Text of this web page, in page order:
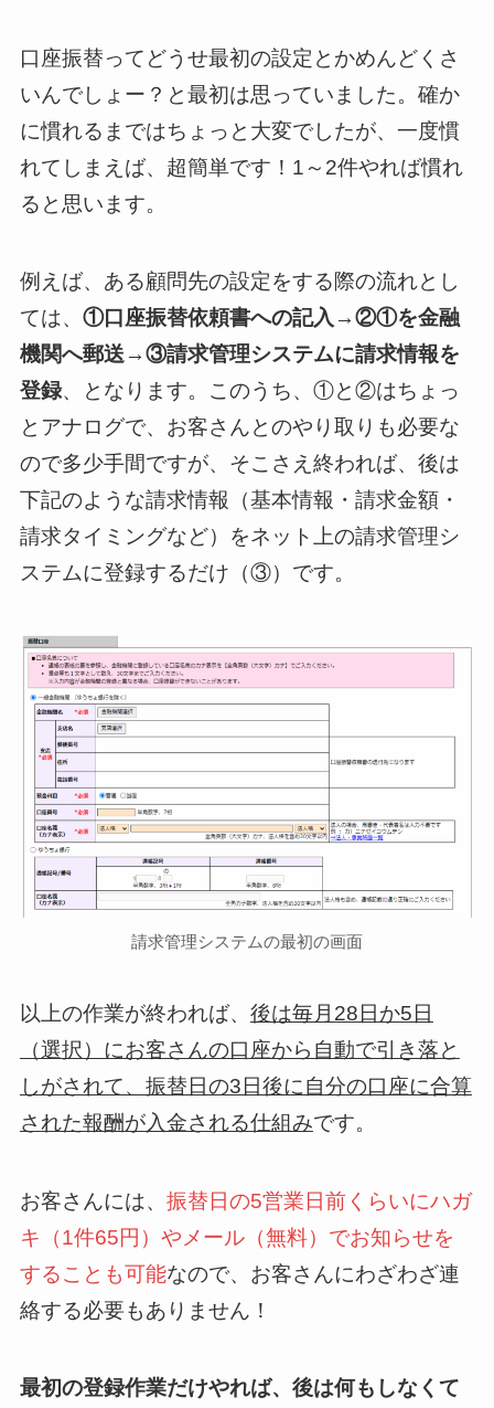
口座振替ってどうせ最初の設定とかめんどくさ
いんでしょー？と最初は思っていました。確か
に慣れるまではちょっと大変でしたが、一度慣
れてしまえば、超簡単です！1～2件やれば慣れ
ると思います。
例えば、ある顧問先の設定をする際の流れとし
ては、 ①口座振替依頼書への記入→②①を金融
機関へ郵送→③請求管理システムに請求情報を
登録、となります。このうち、①と②はちょっ
とアナログで、お客さんとのやり取りも必要な
ので多少手間ですが、そこさえ終われば、後は
下記のような請求情報（基本情報・請求金額・
請求タイミングなど）をネット上の請求管理シ
ステムに登録するだけ（③）です。
請求管理システムの最初の画面
以上の作業が終われば、 後は毎月28日か5日
（選択）にお客さんの口座から自動で引き落と
しがされて、振替日の3日後に自分の口座に合算
された報酬が入金される仕組みです。
お客さんには、 振替日の5営業日前くらいにハガ
キ（1件65円）やメール（無料）でお知らせを
することも可能なので、お客さんにわざわざ連
絡する必要もありません！
最初の登録作業だけやれば、後は何もしなくて